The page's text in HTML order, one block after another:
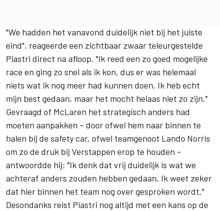
"We hadden het vanavond duidelijk niet bij het juiste
eind", reageerde een zichtbaar zwaar teleurgestelde
Piastri direct na afloop. "Ik reed een zo goed mogelijke
race en ging zo snel als ik kon, dus er was helemaal
niets wat ik nog meer had kunnen doen. Ik heb echt
mijn best gedaan, maar het mocht helaas niet zo zijn."
Gevraagd of McLaren het strategisch anders had
moeten aanpakken – door ofwel hem naar binnen te
halen bij de safety car, ofwel teamgenoot Lando Norris
om zo de druk bij Verstappen erop te houden –
antwoordde hij: "Ik denk dat vrij duidelijk is wat we
achteraf anders zouden hebben gedaan. Ik weet zeker
dat hier binnen het team nog over gesproken wordt."
Desondanks reist Piastri nog altijd met een kans op de